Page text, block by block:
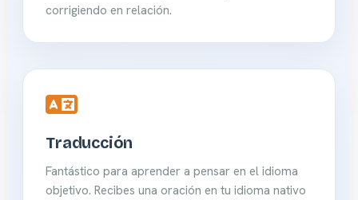
corrigiendo en relación.
Traducción
Fantástico para aprender a pensar en el idioma
objetivo. Recibes una oración en tu idioma nativo